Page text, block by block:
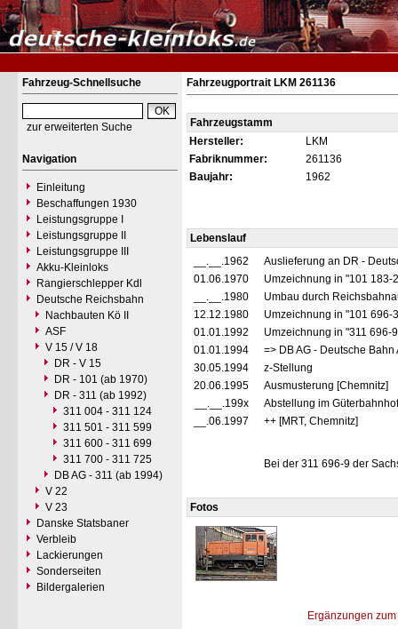
Fahrzeug-Schnellsuche
zur erweiterten Suche
Navigation
Einleitung
Beschaffungen 1930
Leistungsgruppe I
Leistungsgruppe II
Leistungsgruppe III
Akku-Kleinloks
Rangierschlepper Kdl
Deutsche Reichsbahn
Nachbauten Kö II
ASF
V 15 / V 18
DR - V 15
DR - 101 (ab 1970)
DR - 311 (ab 1992)
311 004 - 311 124
311 501 - 311 599
311 600 - 311 699
311 700 - 311 725
DB AG - 311 (ab 1994)
V 22
V 23
Danske Statsbaner
Verbleib
Lackierungen
Sonderseiten
Bildergalerien
Fahrzeugportrait LKM 261136
Fahrzeugstamm
Hersteller:
LKM
Fabriknummer:
261136
Baujahr:
1962
Lebenslauf
__.__.1962
Auslieferung an DR -
01.06.1970
Umzeichnung in "101 183-
__.__.1980
Umbau durch
12.12.1980
Umzeichnung in "101 696-
01.01.1992
Umzeichnung in "311 696-
01.01.1994
=> DB AG - Deutsche
30.05.1994
z-Stellung
20.06.1995
Ausmusterung [Chemnitz]
__.__.199x
Abstellung im
__.06.1997
++ [MRT, Chemnitz]
Bei der 311 696-9 der
Fotos
Ergänzungen